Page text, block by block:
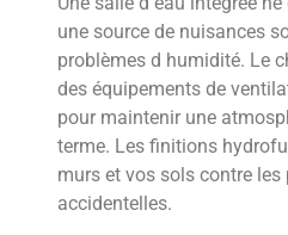
une source de nuisances
problèmes d humidité. Le
des équipements de
pour maintenir une
terme. Les finitions
murs et vos sols contre les
accidentelles.